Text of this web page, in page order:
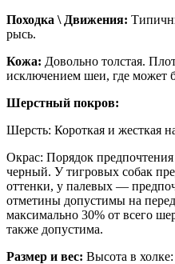
Походка \ Движения:
рысь.
Кожа: Довольно толстая.
исключением шеи, где может
Шерстный покров:
Шерсть: Короткая и жесткая
Окрас: Порядок
черный. У тигровых собак
оттенки, у палевых —
отметины допустимы на
максимально 30% от всего
также допустима.
Размер и вес: Высота в